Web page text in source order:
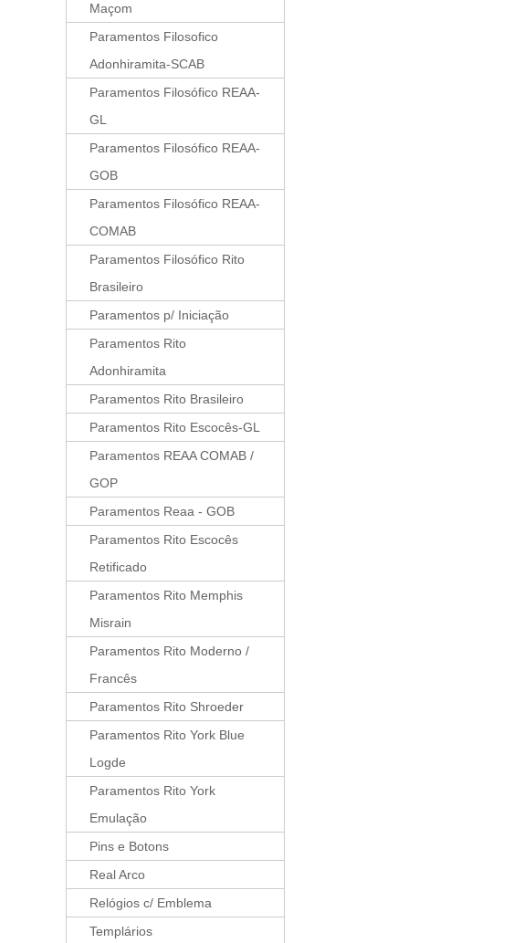
Maçom
Paramentos Filosofico
Adonhiramita-SCAB
Paramentos Filosófico REAA-
GL
Paramentos Filosófico REAA-
GOB
Paramentos Filosófico REAA-
COMAB
Paramentos Filosófico Rito
Brasileiro
Paramentos p/ Iniciação
Paramentos Rito
Adonhiramita
Paramentos Rito Brasileiro
Paramentos Rito Escocês-GL
Paramentos REAA COMAB /
GOP
Paramentos Reaa - GOB
Paramentos Rito Escocês
Retificado
Paramentos Rito Memphis
Misrain
Paramentos Rito Moderno /
Francês
Paramentos Rito Shroeder
Paramentos Rito York Blue
Logde
Paramentos Rito York
Emulação
Pins e Botons
Real Arco
Relógios c/ Emblema
Templários